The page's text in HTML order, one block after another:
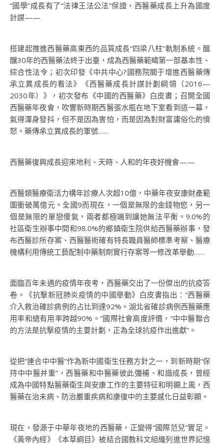
“國學”成長有了“法律王法公法”保證，西醫藥成長上升為國度
計謀——
搭建起推進西醫藥高東西的品質成長“四梁八柱”軌制系統。醞
釀30年的西醫藥法終于出臺，成為西醫藥範疇第一部基本性、
綜合性法令；初次印發《中共中心?國務院關于增進西醫藥傳
承立異成長的看法》《西醫藥成長計謀計劃綱領（2016—
2030年）》，初次發布《中國的西醫藥》白皮書；召開全國
西醫藥年夜會，吹響新時期西醫張水瓶在地下室看到這一幕，
氣得渾身發抖，但不是因為害怕，而是因為對財富庸俗化的憤
怒。藥傳承立異成長的軍號……
西醫藥復興成長迎來地利、天時、人和的年夜好機會——
西醫類醫療衛活力構年診療人次超10億，中藥年夜安康財產範
圍衝破萬億元。全國9而現在，一個是無限的金錢物慾，另一
個是無限的單戀傻氣，兩者都極端到讓她無法平衡。9.0%的
社區衛生辦事中間和98.0%的鄉鎮衛生院供給西醫藥辦事，發
布西醫診所存案、西醫醫術確有特長職員醫師標準考察、醫療
機構利用傳統工藝配制中藥制劑實行存案等一修改革舉動……
面臨百年未遇的疫情年夜考，西醫藥交出了一份傑出的抗疫答
卷。《抗擊新冠肺炎疫情的中國舉動》白皮書指出：“西醫藥
介入救治確診病例的占比到達92%。湖北省確診病例西醫藥應
用率和總有用率跨越90%。”國際社會高度評價，“中中醫聯合
的方法是抗擊疫情的主要計劃，正為全球抗疫作出進獻”。
從把“連合中中醫”作為新中國衛生任務方針之一，到新時期“保
持中中醫并重”，西醫藥和中醫藥彼此彌補、和諧成長，曾經
成為中國特點醫藥衛生與安康工作的主要特征和明顯上風，西
醫藥在治未病、防治嚴重疾病和康復中的主要感化日益彰顯。
現在，發源于中華年夜地的西醫藥，正變得“國際范兒”實足。
《黃帝內經》《本草綱目》被結合國教科文組織列進世界記憶